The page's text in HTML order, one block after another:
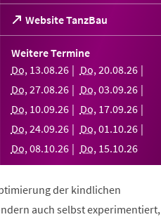
Website TanzBau
(Öffnet
in
einem
Tab)
Weitere Termine
Do, 13.08.26 Do,20.08.26
Do,27.08.26 Do,03.09.26
Do, 10.09.26 Do, 17.09.26
Do,24.09.26 Do,01.10.26
Do,08.10.26 Do, 15.10.26
der kindlichen
auch selbst experimentiert,